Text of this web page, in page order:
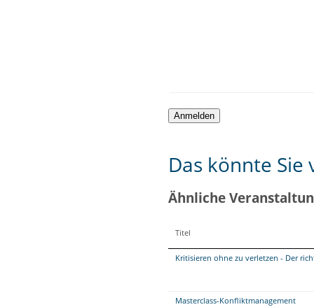
Das könnte
Ähnliche
Titel
Kritisieren ohne zu verletzen - Der
Masterclass-Konfliktmanagement